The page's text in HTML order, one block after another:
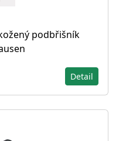
podbřišník
Detail